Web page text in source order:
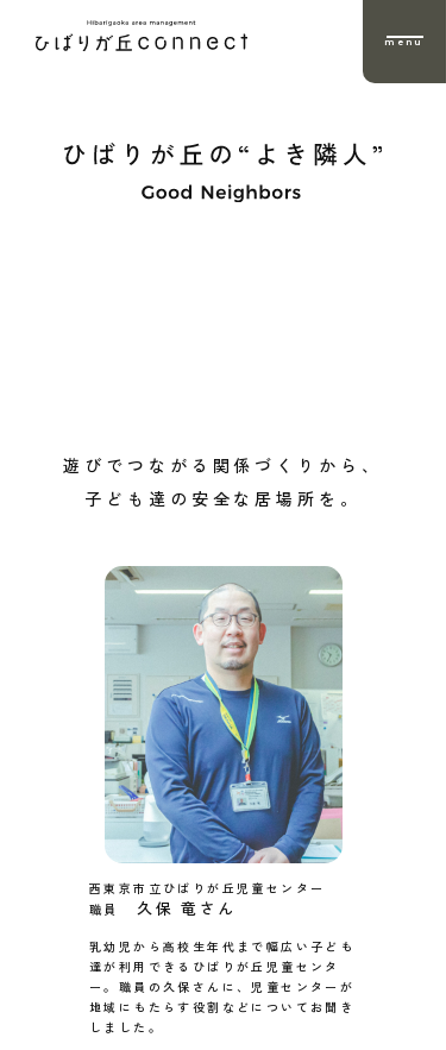
menu
遊びでつながる関係づくりから、
子ども達の安全な居場所を。
西東京市立ひばりが丘児童センター
職員
久保 竜さん
乳幼児から高校生年代まで幅広い子ども
達が利用できるひばりが丘児童センタ
ー。職員の久保さんに、児童センターが
地域にもたらす役割などについてお聞き
しました。